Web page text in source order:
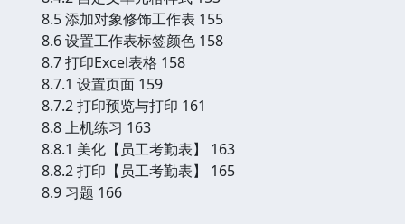
8.5 添加对象修饰工作表 155
8.6 设置工作表标签颜色 158
8.7 打印Excel表格 158
8.7.1 设置页面 159
8.7.2 打印预览与打印 161
8.8 上机练习 163
8.8.1 美化【员工考勤表】 163
8.8.2 打印【员工考勤表】 165
8.9 习题 166